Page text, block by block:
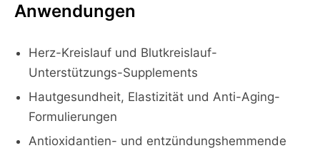
Anwendungen
Herz-Kreislauf und Blutkreislauf-
Unterstützungs-Supplements
Hautgesundheit, Elastizität und Anti-Aging-
Formulierungen
Antioxidantien- und entzündungshemmende